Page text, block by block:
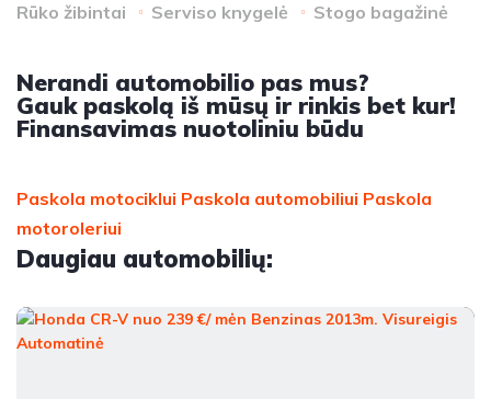
Rūko žibintai
Serviso knygelė Stogo bagažinė
Nerandi automobilio pas mus?
Gauk paskolą iš mūsų ir rinkis bet kur!
Finansavimas nuotoliniu būdu
Paskola motociklui Paskola automobiliui Paskola
motoroleriui
Daugiau automobilių: